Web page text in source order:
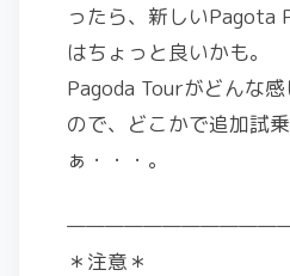
ったら、新しいPagota
はちょっと良いかも。
Pagoda Tourがどんな
ので、どこかで追加試
ぁ・・・。
＊注意＊